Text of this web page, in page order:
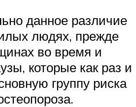
данное различие
людях, прежде
во время и
которые как раз и
группу риска